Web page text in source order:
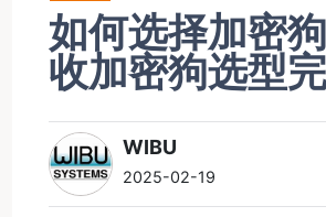
如何选择加密
收加密狗选型
WIBU
2025-02-19